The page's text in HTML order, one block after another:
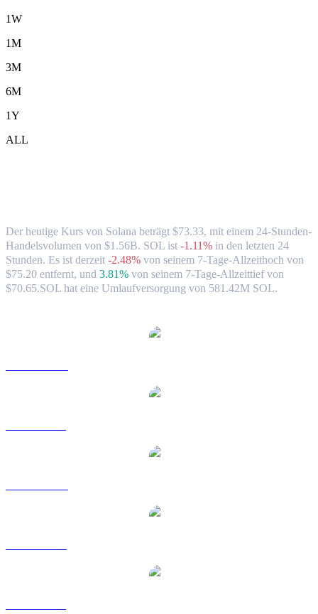
1W
1M
3M
6M
1Y
ALL
Der heutige Kurs von Solana beträgt $73.33, mit einem 24-Stunden-
Handelsvolumen von $1.56B. SOL ist -1.11% in den letzten 24
Stunden. Es ist derzeit -2.48% von seinem 7-Tage-Allzeithoch von
$75.20 entfernt, und 3.81% von seinem 7-Tage-Allzeittief von
$70.65.SOL hat eine Umlaufversorgung von 581.42M SOL.